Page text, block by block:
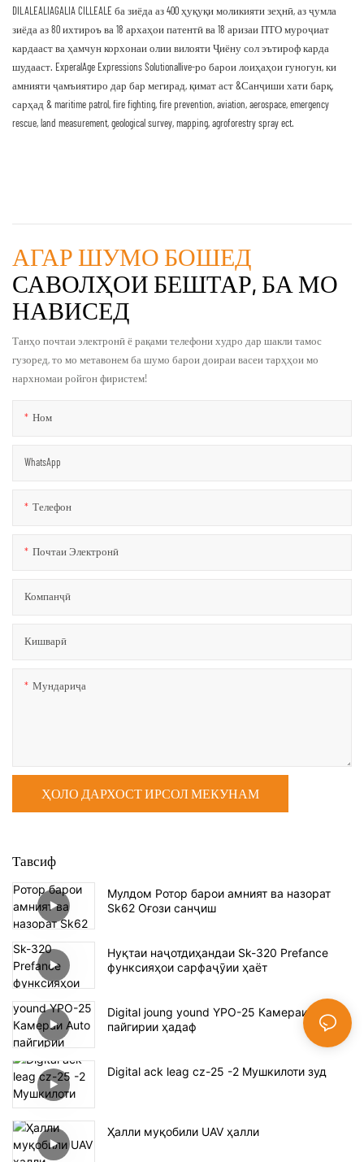
DILALEALIAGALIA CILLEALE ба зиёда аз 400 ҳуқуқи моликияти зеҳнӣ, аз ҷумла
зиёда аз 80 ихтироъ ва 18 архаҳои патентӣ ва 18 аризаи ПТО муроҷиат
кардааст ва ҳамчун корхонаи олии вилояти Ҷиёну сол эътироф карда
шудааст. ExperalAge Expressions Solutionallive-ро барои лоиҳаҳои гуногун, ки
амнияти ҷамъиятиро дар бар мегирад, қимат аст &Санҷиши хати барқ,
сарҳад & maritime patrol, fire fighting, fire prevention, aviation, aerospace, emergency
rescue, land measurement, geological survey, mapping, agroforestry spray ect.
АГАР ШУМО БОШЕД
САВОЛҲОИ БЕШТАР, БА МО
НАВИСЕД
Танҳо почтаи электронӣ ё рақами телефони худро дар шакли тамос
гузоред, то мо метавонем ба шумо барои доираи васеи тарҳҳои мо
нархномаи ройгон фиристем!
Ном
WhatsApp
Телефон
Почтаи Электронӣ
Компанҷӣ
Кишварӣ
Мундариҷа
ҲОЛО ДАРХОСТ ИРСОЛ МЕКУНАМ
Тавсиф
Мулдом Ротор барои амният ва назорат
Sk62 Оғози санҷиш
Нуқтаи наҷотдиҳандаи Sk-320 Prefance
функсияҳои сарфаҷӯии ҳаёт
Digital joung yound YPO-25 Камераи Auto
пайгирии ҳадаф
Digital ack leag cz-25 -2 Мушкилоти зуд
Ҳалли муқобили UAV ҳалли